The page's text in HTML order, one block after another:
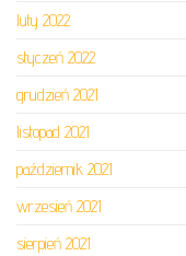
luty 2022
styczeń 2022
grudzień 2021
listopad 2021
październik 2021
wrzesień 2021
sierpień 2021